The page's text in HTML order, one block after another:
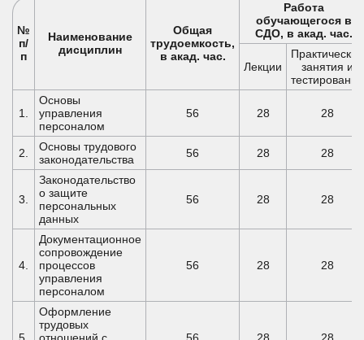
№
п/
п
Наименование
дисциплин
Общая
трудоемкость,
в акад. час.
Работа
обучающегося в
СДО, в акад. час.
Лекции
Практические
занятия и
тестирование
1.
Основы
управления
персоналом
56 28 28
2.
Основы трудового
законодательства
56 28 28
3.
Законодательство
о защите
персональных
данных
56 28 28
4.
Документационное
сопровождение
процессов
управления
персоналом
56 28 28
Оформление
трудовых